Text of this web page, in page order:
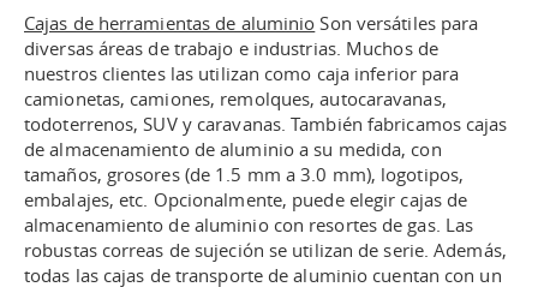
Cajas de herramientas de aluminio Son versátiles para
diversas áreas de trabajo e industrias. Muchos de
nuestros clientes las utilizan como caja inferior para
camionetas, camiones, remolques, autocaravanas,
todoterrenos, SUV y caravanas. También fabricamos cajas
de almacenamiento de aluminio a su medida, con
tamaños, grosores (de 1.5 mm a 3.0 mm), logotipos,
embalajes, etc. Opcionalmente, puede elegir cajas de
almacenamiento de aluminio con resortes de gas. Las
robustas correas de sujeción se utilizan de serie. Además,
todas las cajas de transporte de aluminio cuentan con un